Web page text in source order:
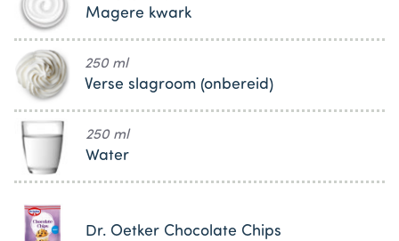
Magere kwark
250 ml
Verse slagroom (onbereid)
250 ml
Water
Dr. Oetker Chocolate Chips